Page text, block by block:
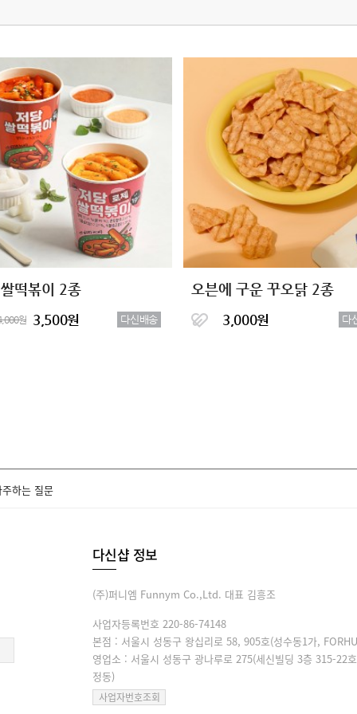
떡볶이 2종
원 3,500원 다신배송
오븐에 구운 꾸오닭 2종
3,000원 다
주하는 질문
다신샵 정보
(주)퍼니엠 Funnym Co.,Ltd. 대표 김흥조
사업자등록번호 220-86-74148
본점 : 서울시 성동구 왕십리로 58, 905호(성수동1가,
영업소 : 서울시 성동구 광나루로 275(세신빌딩 3층 315-22
정동)
사업자번호조회